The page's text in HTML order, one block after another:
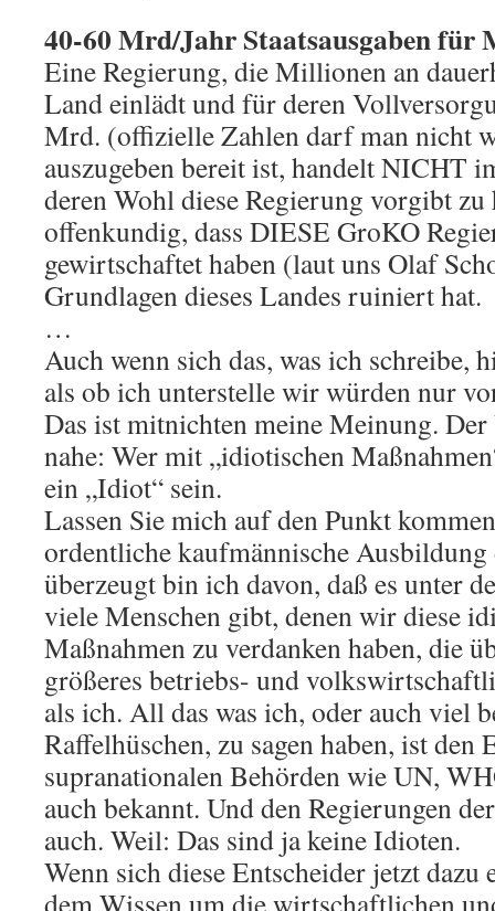
40-60 Mrd/Jahr Staatsausgaben für
Eine Regierung, die Millionen an
Land einlädt und für deren
Mrd. (offizielle Zahlen darf man nicht
auszugeben bereit ist, handelt NICHT
deren Wohl diese Regierung vorgibt
offenkundig, dass DIESE GroKO
gewirtschaftet haben (laut uns Olaf
Grundlagen dieses Landes ruiniert hat.
…
Auch wenn sich das, was ich schreibe,
als ob ich unterstelle wir würden nur
Das ist mitnichten meine Meinung.
nahe: Wer mit „idiotischen
ein „Idiot“ sein.
Lassen Sie mich auf den Punkt
ordentliche kaufmännische
überzeugt bin ich davon, daß es unter
viele Menschen gibt, denen wir diese
Maßnahmen zu verdanken haben, die
größeres betriebs- und
als ich. All das was ich, oder auch viel
Raffelhüschen, zu sagen haben, ist den
supranationalen Behörden wie UN,
auch bekannt. Und den Regierungen
auch. Weil: Das sind ja keine Idioten.
Wenn sich diese Entscheider jetzt dazu
dem Wissen um die wirtschaftlichen